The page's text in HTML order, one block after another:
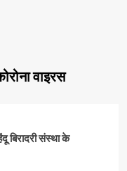
वाइरस
बिरादरी संस्था के